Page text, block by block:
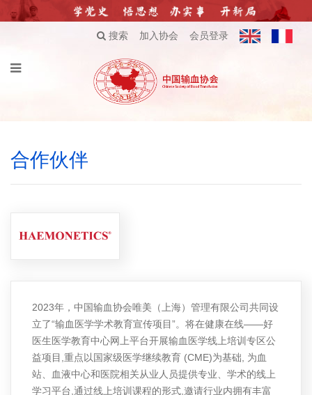
搜索 加入协会 会员登录
合作伙伴
2023年，中国输血协会唯美（上海）管理有限公司共同设
立了“输血医学学术教育宣传项目”。将在健康在线——好
医生医学教育中心网上平台开展输血医学线上培训专区公
益项目,重点以国家级医学继续教育 (CME)为基础, 为血
站、血液中心和医院相关从业人员提供专业、学术的线上
学习平台,通过线上培训课程的形式,邀请行业内拥有丰富